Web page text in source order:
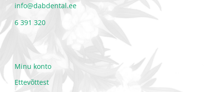
info@dabdental.ee
6 391 320
Minu konto
Ettevõttest